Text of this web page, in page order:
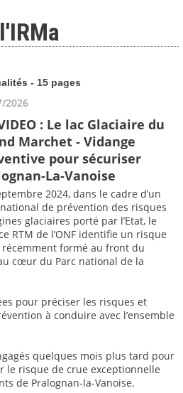
- 15 pages
2026
: Le lac Glaciaire du
Marchet - Vidange
pour sécuriser
La-Vanoise
2024, dans le cadre d’un
de prévention des risques
glaciaires porté par l’Etat, le
RTM de l’ONF identifie un risque
formé au front du
cœur du Parc national de la
pour préciser les risques et
à conduire avec l’ensemble
quelques mois plus tard pour
le risque de crue exceptionnelle
de Pralognan-la-Vanoise.